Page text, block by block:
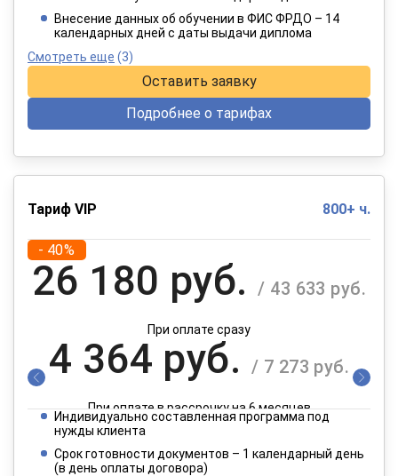
При оплате в рассрочку на 12 месяцев
Внесение данных об обучении в ФИС ФРДО – 14
календарных дней с даты выдачи диплома
Смотреть еще (3)
Оставить заявку
Подробнее о тарифах
Тариф VIP 800+ ч.
- 40%
26 180 руб. / 43 633 руб.
При оплате сразу
4 364 руб. / 7 273 руб.
При оплате в рассрочку на 6 месяцев
2 182 руб. / 3 637 руб.
Индивидуально составленная программа под
нужды клиента
Срок готовности документов – 1 календарный день
(в день оплаты договора)